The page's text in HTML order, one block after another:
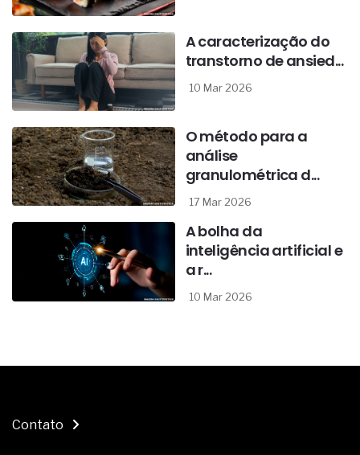
A caracterização do
transtorno de ansied...
10 Mar 2026
O método para a
análise
granulométrica d...
17 Mar 2026
A bolha da
inteligência artificial e
a r...
10 Mar 2026
Contato